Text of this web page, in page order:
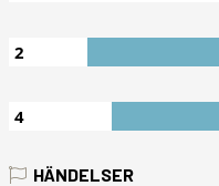
2
4
HÄNDELSER